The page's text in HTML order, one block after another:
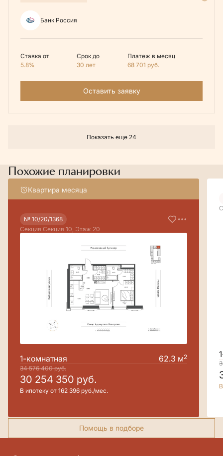
Банк Россия
Ставка от
5.8%
Срок до
30 лет
Платеж в месяц
68 701 руб.
Оставить заявку
Показать еще 24
Похожие планировки
Квартира месяца
№ 10/20/1368
Секция Секция 10, Этаж 20
1-комнатная 62.3 м2
34 576 400руб.
30 254 350 руб.
В ипотеку от 162 396 руб./мес.
Помощь в подборе